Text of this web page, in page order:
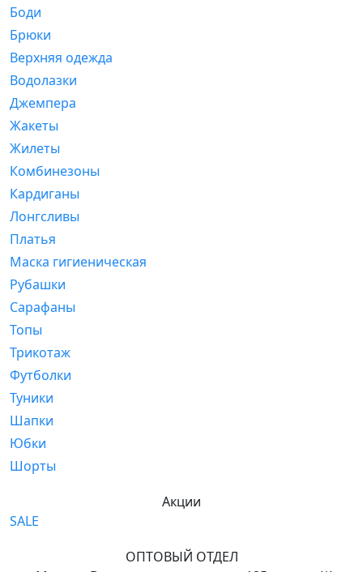
Боди
Брюки
Верхняя одежда
Водолазки
Джемпера
Жакеты
Жилеты
Комбинезоны
Кардиганы
Лонгсливы
Платья
Маска гигиеническая
Рубашки
Сарафаны
Топы
Трикотаж
Футболки
Туники
Шапки
Юбки
Шорты
Акции
SALE
ОПТОВЫЙ ОТДЕЛ